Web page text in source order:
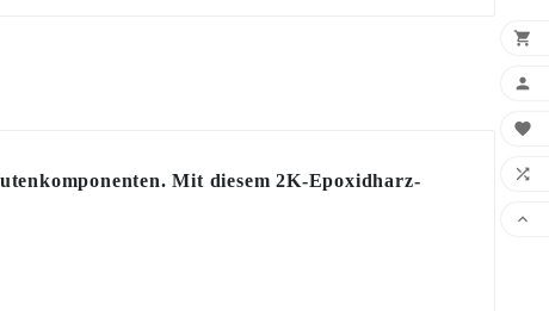
Mit diesem 2K-Epoxidharz-




